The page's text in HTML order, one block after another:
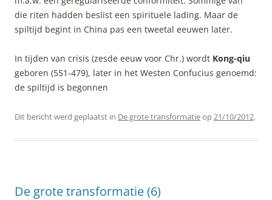
die riten hadden beslist een spirituele lading. Maar de
spiltijd begint in China pas een tweetal eeuwen later.
In tijden van crisis (zesde eeuw voor Chr.) wordt Kong-qiu
geboren (551-479), later in het Westen Confucius genoemd:
de spiltijd is begonnen
Dit bericht werd geplaatst in De grote transformatieop21/10/2012.
De grote transformatie (6)